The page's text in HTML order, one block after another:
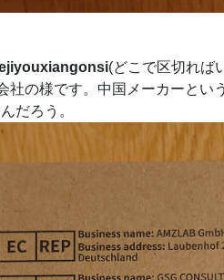
(どこで区切れば
社の様です。中国メーカーとい
だろう。